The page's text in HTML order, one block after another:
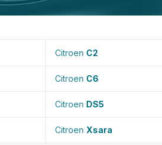
Citroen C2
Citroen C6
Citroen DS5
Citroen Xsara